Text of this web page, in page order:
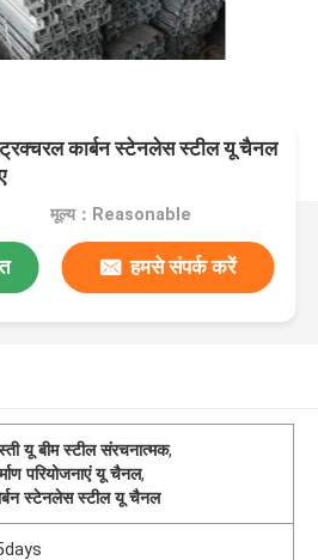
कार्बन स्टेनलेस स्टील यू चैनल
मूल्य：Reasonable
हमसे संपर्क करें
यू बीम स्टील संरचनात्मक,
परियोजनाएं यू चैनल,
स्टेनलेस स्टील यू चैनल